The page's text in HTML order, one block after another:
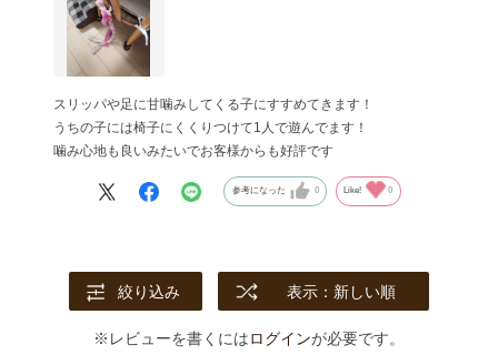
スリッパや足に甘噛みしてくる子にすすめてきます！
うちの子には椅子にくくりつけて1人で遊んでます！
噛み心地も良いみたいでお客様からも好評です
参考になった 0 Like! 0
絞り込み 表示：新しい順
※レビューを書くにはログインが必要です。